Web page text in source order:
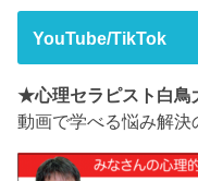
YouTube/TikTok
★心理セラピスト白鳥
動画で学べる悩み解決